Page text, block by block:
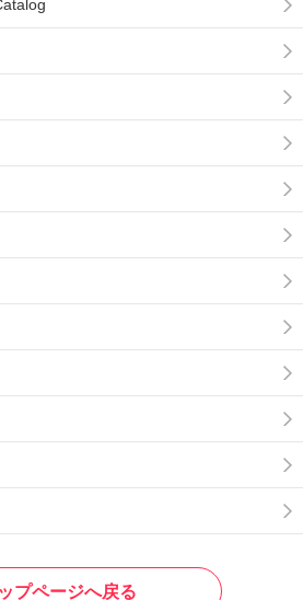
ップページへ戻る